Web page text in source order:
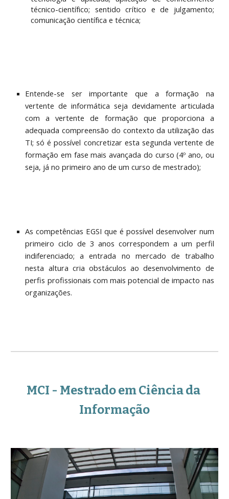
técnico-científico; sentido crítico e de julgamento;
comunicação científica e técnica;
Entende-se ser importante que a formação na
vertente de informática seja devidamente articulada
com a vertente de formação que proporciona a
adequada compreensão do contexto da utilização das
TI; só é possível concretizar esta segunda vertente de
formação em fase mais avançada do curso (4º ano, ou
seja, já no primeiro ano de um curso de mestrado);
As competências EGSI que é possível desenvolver num
primeiro ciclo de 3 anos correspondem a um perfil
indiferenciado; a entrada no mercado de trabalho
nesta altura cria obstáculos ao desenvolvimento de
perfis profissionais com mais potencial de impacto nas
organizações.
MCI - Mestrado em Ciência da
Informação